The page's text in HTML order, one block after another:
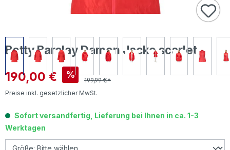
Betty Barclay Damen Jacke scarlet
Verkaufspreis:
190,00 € %
199,99 €*
Preise inkl. gesetzlicher MwSt.
Sofort versandfertig, Lieferung bei Ihnen in ca. 1-3
Werktagen